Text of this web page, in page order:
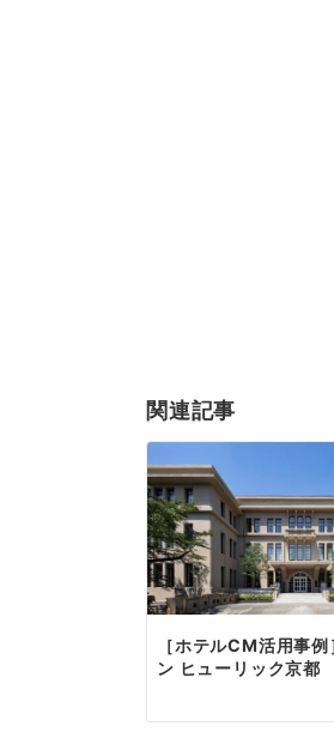
関連記事
［ホテルCM活用事
ン ヒューリック京都